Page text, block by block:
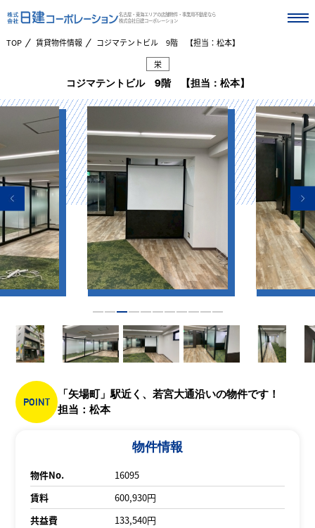
名古屋・東海エリアの店舗物件・事業用不動産なら
株式会社日建コーポレーション
TOP 賃貸物件情報
コジマテントビル 9階 【担当：松本】
栄
コジマテントビル 9階 【担当：松本】
POINT
「矢場町」駅近く、若宮大通沿いの物件です！
担当：松本
物件情報
物件No.
16095
賃料
600,930円
共益費
133,540円